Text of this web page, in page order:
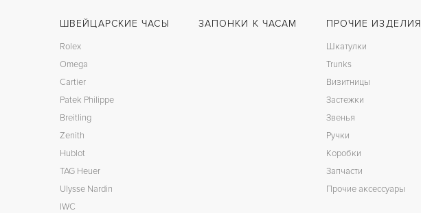
ШВЕЙЦАРСКИЕ ЧАСЫ
Rolex
Omega
Cartier
Patek Philippe
Breitling
Zenith
Hublot
TAG Heuer
Ulysse Nardin
IWC
ЗАПОНКИ К ЧАСАМ ПРОЧИЕ ИЗДЕЛИЯ
Шкатулки
Trunks
Визитницы
Застежки
Звенья
Ручки
Коробки
Запчасти
Прочие аксессуары